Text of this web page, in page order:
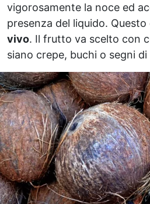
vigorosamente la noce ed
presenza del liquido.
vivo. Il frutto va scelto con
siano crepe, buchi o segni di